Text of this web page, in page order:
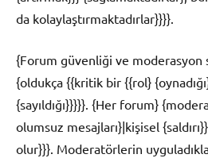
da kolaylaştırmaktadırlar}}}}.
{Forum güvenliği ve moderasyon
{oldukça {{kritik bir {{rol}
{sayıldığı}}}}}. {Her forum}
olumsuz mesajları}|kişisel
olur}}}. Moderatörlerin